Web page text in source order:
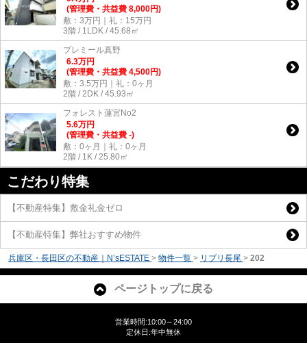
(管理費・共益費 8,000円)
敷：3万円｜礼：15万円
3階 / 1LDK / 45.68㎡
プレミール真野
6.3万円
(管理費・共益費 4,500円)
敷：3.5万円｜礼：0ヶ月
2階 / 2DK / 45.93㎡
フォレスト蓮宮No2
5.6万円
(管理費・共益費 -)
敷：0ヶ月｜礼：0ヶ月
2階 / 1K / 25.80㎡
こだわり特集
【不動産特集】敷金礼金ゼロ
【不動産特集】弊社おすすめ物件
兵庫区・長田区の不動産｜N’sESTATE > 物件一覧 > リブリ長尾 > 202
ページトップに戻る
営業時間:10:00～24:00
定休日:年中無休